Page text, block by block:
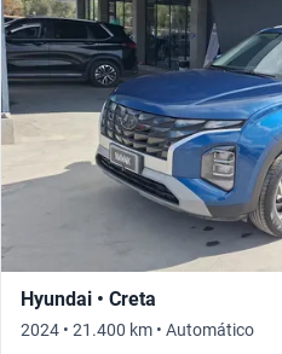
Hyundai • Creta
2024 • 21.400 km • Automático